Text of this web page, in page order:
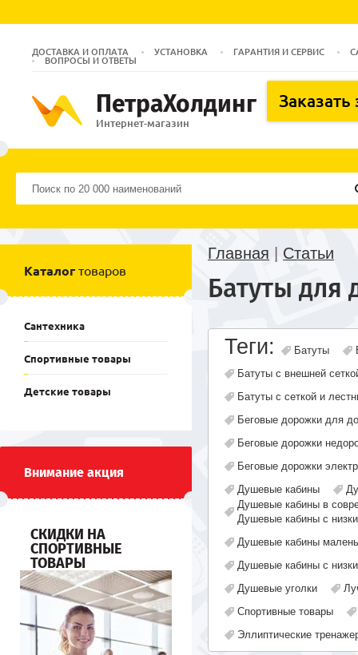
ДОСТАВКА И ОПЛАТА УСТАНОВКА ГАРАНТИЯ И СЕРВИС
ВОПРОСЫ И ОТВЕТЫ
ПетраХолдинг
Интернет-магазин
Заказать
Главная Статьи
Батуты для
Теги: Батуты
Батуты с внешней
Батуты с сеткой и
Беговые дорожки для
Беговые дорожки
Беговые дорожки
Душевые кабины
Душевые кабины в
Душевые кабины с
Душевые кабины
Душевые кабины с
Душевые уголки
Спортивные товары
Эллиптические
Каталог товаров
Сантехника
Спортивные товары
Детские товары
Внимание акция
СКИДКИ НА
СПОРТИВНЫЕ
ТОВАРЫ